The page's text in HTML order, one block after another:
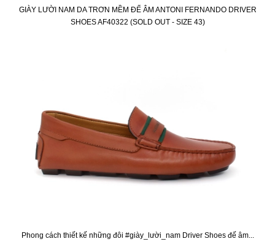
GIÀY LƯỜI NAM DA TRƠN MỀM ĐẾ ÂM ANTONI FERNANDO DRIVER
SHOES AF40322 (SOLD OUT - SIZE 43)
Phong cách thiết kế những đôi #giày_lười_nam Driver Shoes đế âm...